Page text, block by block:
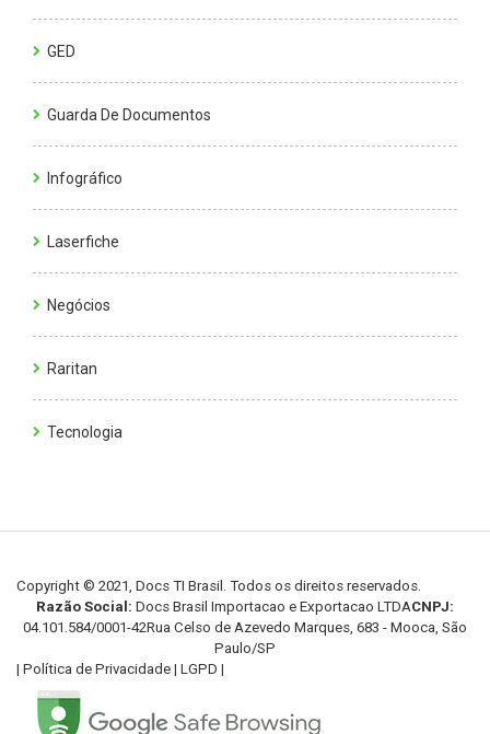
GED
Guarda De Documentos
Infográfico
Laserfiche
Negócios
Raritan
Tecnologia
Copyright © 2021, Docs TI Brasil. Todos os direitos reservados.
Razão Social: Docs Brasil Importacao e Exportacao LTDACNPJ:
04.101.584/0001-42Rua Celso de Azevedo Marques, 683 - Mooca, São
Paulo/SP
| Política de Privacidade | LGPD |